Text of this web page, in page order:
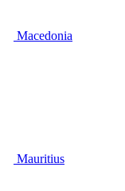
Macedonia
Mauritius